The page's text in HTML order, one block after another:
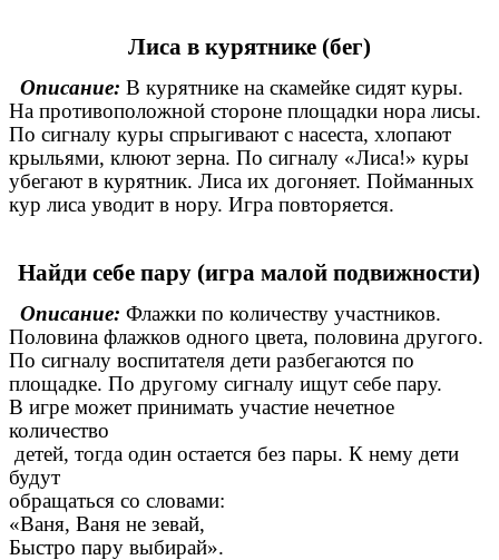
Лиса в курятнике (бег)
Описание: В курятнике на скамейке сидят куры.
На противоположной стороне площадки нора лисы.
По сигналу куры спрыгивают с насеста, хлопают
крыльями, клюют зерна. По сигналу «Лиса!» куры
убегают в курятник. Лиса их догоняет. Пойманных
кур лиса уводит в нору. Игра повторяется.
Найди себе пару (игра малой подвижности)
Описание: Флажки по количеству участников.
Половина флажков одного цвета, половина другого.
По сигналу воспитателя дети разбегаются по
площадке. По другому сигналу ищут себе пару.
В игре может принимать участие нечетное
количество
детей, тогда один остается без пары. К нему дети
будут
обращаться со словами:
«Ваня, Ваня не зевай,
Быстро пару выбирай».